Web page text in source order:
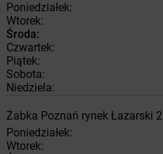
Poniedziałek:
Wtorek:
Środa:
Czwartek:
Piątek:
Sobota:
Niedziela:
Żabka Poznań rynek Łazarski 2
Poniedziałek:
Wtorek: